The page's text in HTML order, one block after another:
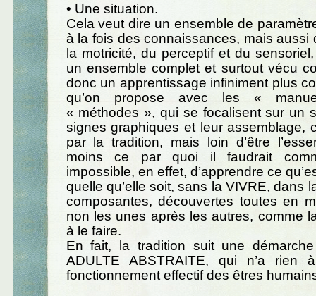
• Une situation.
Cela veut dire un ensemble de
à la fois des connaissances, mais aussi
la motricité, du perceptif et du
un ensemble complet et surtout vécu
donc un apprentissage infiniment plus
qu’on propose avec les «
« méthodes », qui se focalisent sur un
signes graphiques et leur assemblage,
par la tradition, mais loin d’être
moins ce par quoi il faudrait
impossible, en effet, d’apprendre ce
quelle qu’elle soit, sans la VIVRE, dans
composantes, découvertes toutes en
non les unes après les autres, comme
à le faire.
En fait, la tradition suit une
ADULTE ABSTRAITE, qui n’a rien
fonctionnement effectif des êtres